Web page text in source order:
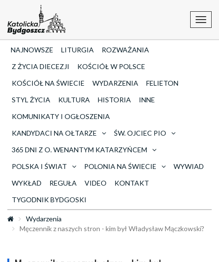
NAJNOWSZE LITURGIA
ROZWAŻANIA
Z ŻYCIA DIECEZJI
KOŚCIÓŁ W POLSCE
KOŚCIÓŁ NA ŚWIECIE
WYDARZENIA
FELIETON
STYL ŻYCIA
KULTURA HISTORIA
INNE
KOMUNIKATY I OGŁOSZENIA
KANDYDACI NA OŁTARZE
ŚW. OJCIEC PIO
365 DNI Z O. WENANTYM KATARZYŃCEM
POLSKA I ŚWIAT
POLONIA NA ŚWIECIE
WYWIAD
WYKŁAD
REGUŁA VIDEO
KONTAKT
TYGODNIK BYDGOSKI
Wydarzenia
Męczennik z naszych stron - kim był Władysław Mączkowski?